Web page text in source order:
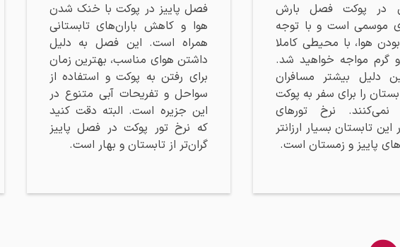
در پوکت فصل بارش‌
موسمی است و با توجه
هوا، با محیطی کاملا
گرم مواجه خواهید شد.
دلیل بیشتر مسافران
را برای سفر به پوکت
نمی‌کنند. نرخ تورهای
تابستان بسیار ارزانتر
پاییز و زمستان است.
فصل پاییز در پوکت با خنک شدن
هوا و کاهش باران‌های تابستانی
همراه است. این فصل به دلیل
داشتن هوای مناسب، بهترین زمان
برای رفتن به پوکت و استفاده از
سواحل و تفریحات آبی متنوع در
این جزیره است. البته دقت کنید
که نرخ تور پوکت در فصل پاییز
گران‌تر از تابستان و بهار است.